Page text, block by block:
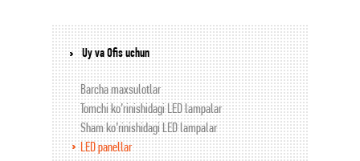
Uy va Ofis uchun
Barcha maxsulotlar
Tomchi ko’rinishidagi LED lampalar
Sham ko’rinishidagi LED lampalar
LED panellar